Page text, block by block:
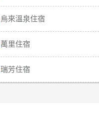
烏來溫泉住宿
萬里住宿
瑞芳住宿